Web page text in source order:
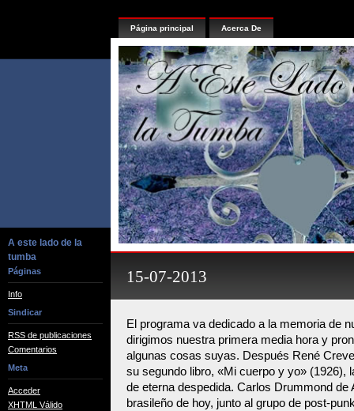
A este lado de la
tumba
Páginas
Info
Sindicar
RSS de publicaciones
Comentarios
Meta
Acceder
XHTML Válido
Página principal Acerca De
15-07-2013
El programa va dedicado a la memoria de
dirigimos nuestra primera media hora y
algunas cosas suyas. Después René
su segundo libro, «Mi cuerpo y yo» (1926),
de eterna despedida. Carlos Drummond de
brasileño de hoy, junto al grupo de post-